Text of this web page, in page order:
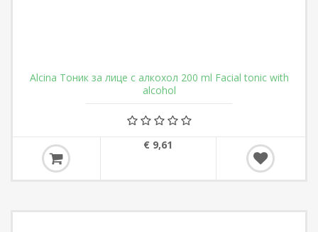
Alcina Тоник за лице с алкохол 200 ml Facial tonic with
alcohol
€ 9,61